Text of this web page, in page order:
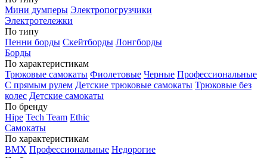
Мини думперы Электропогрузчики
Электротележки
По типу
Пенни борды Скейтборды Лонгборды
Борды
По характеристикам
Трюковые самокаты Фиолетовые Черные Профессиональные
С прямым рулем Детские трюковые самокаты Трюковые без
колес Детские самокаты
По бренду
Hipe Tech Team Ethic
Самокаты
По характеристикам
BMX Профессиональные Недорогие